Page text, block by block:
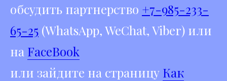
обсудить партнерство +7-985-233-
65-25 (WhatsApp, WeChat, Viber) или
на FaceBook
или зайдите на страницу Как